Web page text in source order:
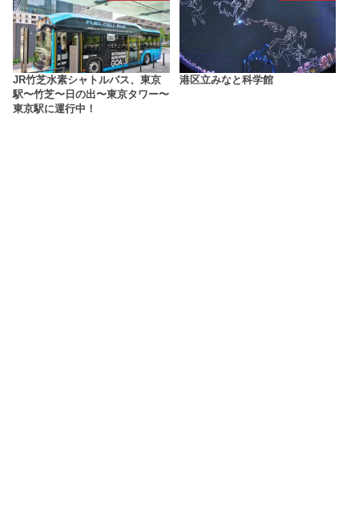
JR竹芝水素シャトルバス、東京
駅〜竹芝〜日の出〜東京タワー〜
東京駅に運行中！
港区立みなと科学館